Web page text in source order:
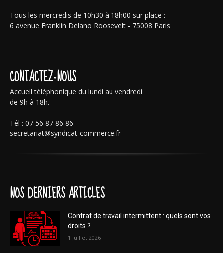
Tous les mercredis de 10h30 à 18h00 sur place :
6 avenue Franklin Delano Roosevelt - 75008 Paris
CONTACTEZ-NOUS
Accueil téléphonique du lundi au vendredi
de 9h à 18h.
Tél : 07 56 87 86 86
secretariat@syndicat-commerce.fr
NOS DERNIERS ARTICLES
Contrat de travail intermittent : quels sont vos
droits ?
1 juillet 2026